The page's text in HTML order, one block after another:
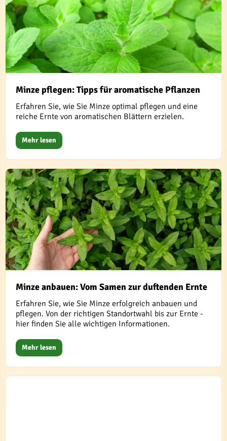
Minze pflegen: Tipps für aromatische Pflanzen
Erfahren Sie, wie Sie Minze optimal pflegen und eine
reiche Ernte von aromatischen Blättern erzielen.
Mehr lesen
Minze anbauen: Vom Samen zur duftenden Ernte
Erfahren Sie, wie Sie Minze erfolgreich anbauen und
pflegen. Von der richtigen Standortwahl bis zur Ernte -
hier finden Sie alle wichtigen Informationen.
Mehr lesen